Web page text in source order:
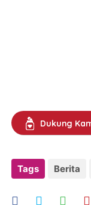
Dukung
Tags Berita